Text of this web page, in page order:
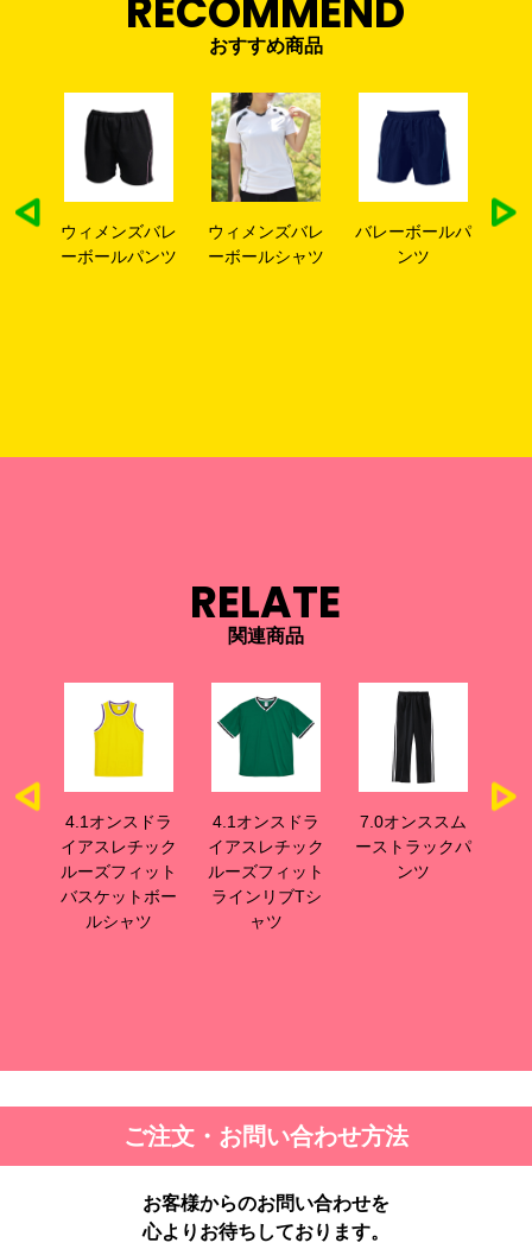
RECOMMEND
おすすめ商品
ウィメンズバレ
ーボールパンツ
ウィメンズバレ
ーボールシャツ
バレーボールパ
ンツ
RELATE
関連商品
4.1オンスドラ
イアスレチック
ルーズフィット
バスケットボー
ルシャツ
4.1オンスドラ
イアスレチック
ルーズフィット
ラインリブTシ
ャツ
7.0オンススム
ーストラックパ
ンツ
ご注文・お問い合わせ方法
お客様からのお問い合わせを
心よりお待ちしております。